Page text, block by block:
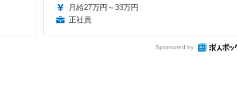
月給27万円～33万円
正社員
Sponsored by